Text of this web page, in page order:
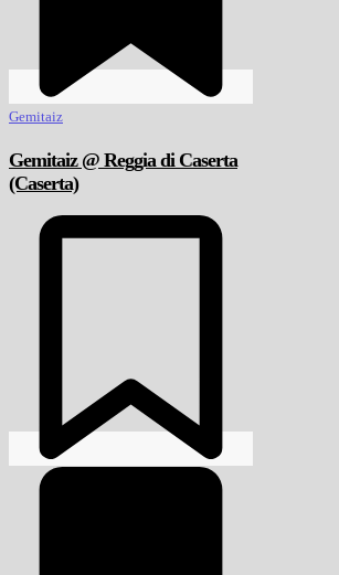
Gemitaiz
Gemitaiz @ Reggia di Caserta
(Caserta)